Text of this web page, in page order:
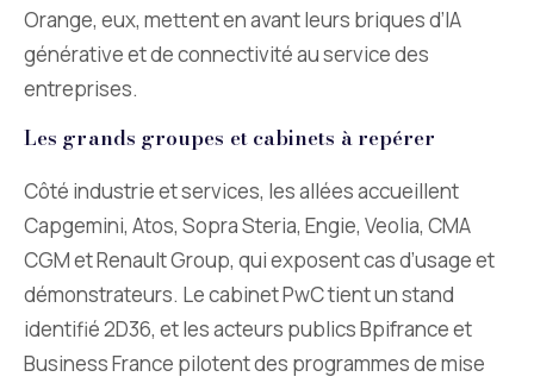
Orange, eux, mettent en avant leurs briques d’IA
générative et de connectivité au service des
entreprises.
Les grands groupes et cabinets à repérer
Côté industrie et services, les allées accueillent
Capgemini, Atos, Sopra Steria, Engie, Veolia, CMA
CGM et Renault Group, qui exposent cas d’usage et
démonstrateurs. Le cabinet PwC tient un stand
identifié 2D36, et les acteurs publics Bpifrance et
Business France pilotent des programmes de mise